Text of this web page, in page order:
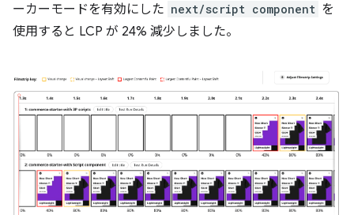
ーカーモードを有効にした next/script component を
使用すると LCP が 24% 減少しました。